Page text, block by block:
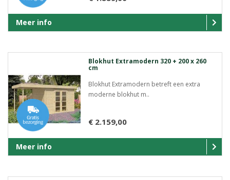
Meer info
Blokhut Extramodern 320 + 200 x 260
cm
Blokhut Extramodern betreft een extra
moderne blokhut m..
€ 2.159,00
Meer info